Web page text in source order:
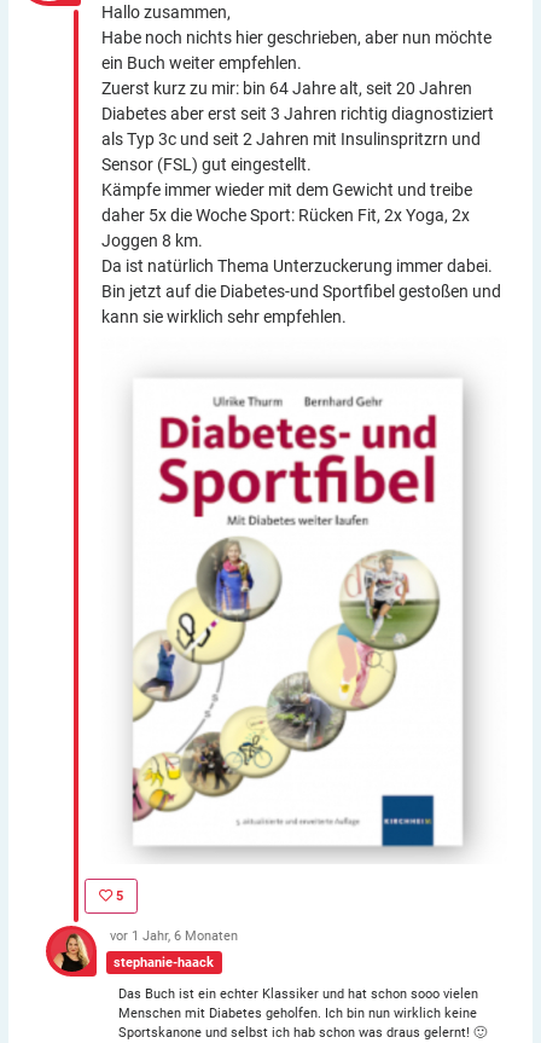
Hallo zusammen,
Habe noch nichts hier geschrieben, aber nun möchte
ein Buch weiter empfehlen.
Zuerst kurz zu mir: bin 64 Jahre alt, seit 20 Jahren
Diabetes aber erst seit 3 Jahren richtig diagnostiziert
als Typ 3c und seit 2 Jahren mit Insulinspritzrn und
Sensor (FSL) gut eingestellt.
Kämpfe immer wieder mit dem Gewicht und treibe
daher 5x die Woche Sport: Rücken Fit, 2x Yoga, 2x
Joggen 8 km.
Da ist natürlich Thema Unterzuckerung immer dabei.
Bin jetzt auf die Diabetes-und Sportfibel gestoßen und
kann sie wirklich sehr empfehlen.
5
stephanie-haack
vor 1 Jahr, 6 Monaten
Das Buch ist ein echter Klassiker und hat schon sooo vielen
Menschen mit Diabetes geholfen. Ich bin nun wirklich keine
Sportskanone und selbst ich hab schon was draus gelernt! 🙂